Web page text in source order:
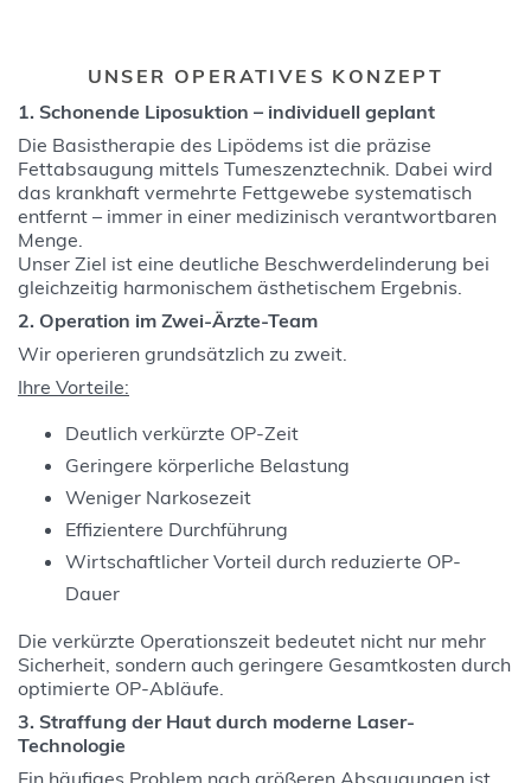
UNSER OPERATIVES KONZEPT
1. Schonende Liposuktion – individuell geplant
Die Basistherapie des Lipödems ist die präzise
Fettabsaugung mittels Tumeszenztechnik. Dabei wird
das krankhaft vermehrte Fettgewebe systematisch
entfernt – immer in einer medizinisch verantwortbaren
Menge.
Unser Ziel ist eine deutliche Beschwerdelinderung bei
gleichzeitig harmonischem ästhetischem Ergebnis.
2. Operation im Zwei-Ärzte-Team
Wir operieren grundsätzlich zu zweit.
Ihre Vorteile:
Deutlich verkürzte OP-Zeit
Geringere körperliche Belastung
Weniger Narkosezeit
Effizientere Durchführung
Wirtschaftlicher Vorteil durch reduzierte OP-
Dauer
Die verkürzte Operationszeit bedeutet nicht nur mehr
Sicherheit, sondern auch geringere Gesamtkosten durch
optimierte OP-Abläufe.
3. Straffung der Haut durch moderne Laser-
Technologie